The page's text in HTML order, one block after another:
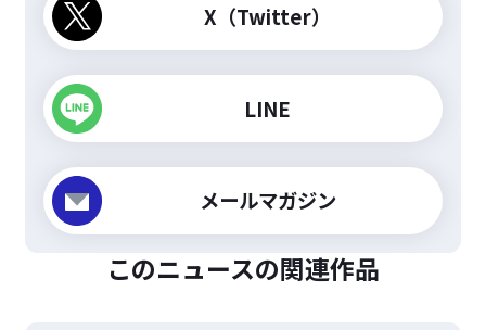
X（Twitter）
LINE
メールマガジン
このニュースの関連作品